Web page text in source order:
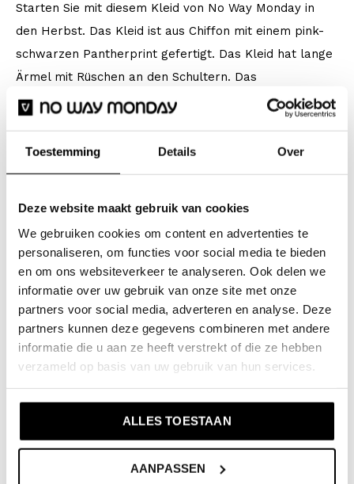
Toestemming Details Over
Deze website maakt gebruik van cookies
We gebruiken cookies om content en advertenties te
personaliseren, om functies voor social media te bieden
en om ons websiteverkeer te analyseren. Ook delen we
informatie over uw gebruik van onze site met onze
partners voor social media, adverteren en analyse. Deze
partners kunnen deze gegevens combineren met andere
informatie die u aan ze heeft verstrekt of die ze hebben
verzameld op basis van uw gebruik van hun services.
ALLES TOESTAAN
AANPASSEN
Starten Sie mit diesem Kleid von No Way Monday in
den Herbst. Das Kleid ist aus Chiffon mit einem pink-
schwarzen Pantherprint gefertigt. Das Kleid hat lange
Ärmel mit Rüschen an den Schultern. Das
Mädchenkleid hat einen elastischen Taillenbund und
Spezifikationen
Marke: No Way Monday
Saison: Autumn/Winter 2024
Kollektion: Mädchenkleidung (92-164)
Type:Kleid
Farbe: Multi colour
Zusammensetzung: Shell: 99% Polyester/ 1%
Metalized yarn; Lining: 100% Polyester
Artikelnummer: Q52014-1
Kind etwas breiter oder länger bevorzugt, wählen Sie